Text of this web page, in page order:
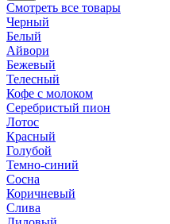
Смотреть все товары
Черный
Белый
Айвори
Бежевый
Телесный
Кофе с молоком
Серебристый пион
Лотос
Красный
Голубой
Темно-синий
Сосна
Коричневый
Слива